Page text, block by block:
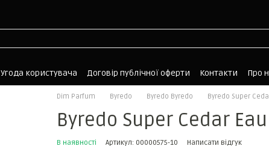
Угода користувача Договір публічної оферти Контакти Про
Dim Parfum Byredo Byredo Byredo Byredo Super
Byredo Super Cedar
В наявності Артикул: 00000575-10 Написати відгук